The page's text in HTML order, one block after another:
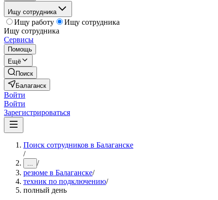
Ищу сотрудника
Ищу работу
Ищу сотрудника
Ищу сотрудника
Сервисы
Помощь
Ещё
Поиск
Балаганск
Войти
Войти
Зарегистрироваться
Поиск сотрудников в Балаганске
/
... /
резюме в Балаганске/
техник по подключению/
полный день